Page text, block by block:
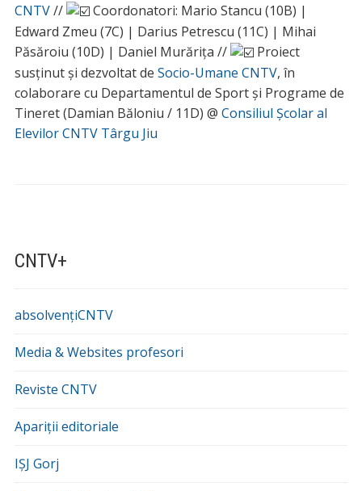
CNTV+
absolvențiCNTV
Media & Websites profesori
Reviste CNTV
Apariții editoriale
IȘJ Gorj
CNTV//
Coordonatori: Mario Stancu (10B) |
Edward Zmeu (7C) | Darius Petrescu (11C) | Mihai
Păsăroiu (10D) | Daniel Murărița //
Proiect
susținut și dezvoltat de Socio-Umane CNTV, în
colaborare cu Departamentul de Sport și Programe de
Tineret (Damian Băloniu / 11D) @ Consiliul Școlar al
Elevilor CNTV Târgu Jiu